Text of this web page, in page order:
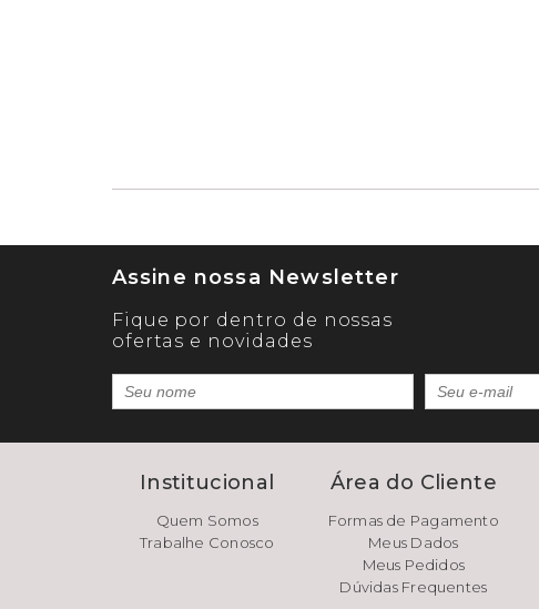
Assine nossa Newsletter
Fique por dentro de nossas
ofertas e novidades
Institucional
Quem Somos
Trabalhe Conosco
Área do Cliente
Formas de Pagamento
Meus Dados
Meus Pedidos
Dúvidas Frequentes